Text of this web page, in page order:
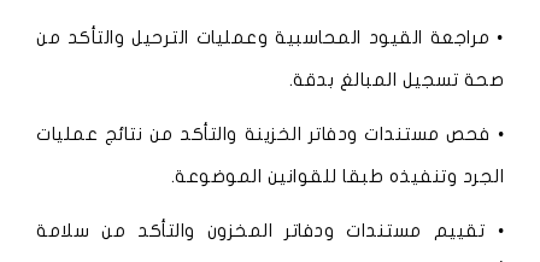
• مراجعة القيود المحاسبية وعمليات الترحيل والتأكد من
صحة تسجيل المبالغ بدقة.
• فحص مستندات ودفاتر الخزينة والتأكد من نتائج عمليات
الجرد وتنفيذه طبقا للقوانين الموضوعة.
• تقييم مستندات ودفاتر المخزون والتأكد من سلامة